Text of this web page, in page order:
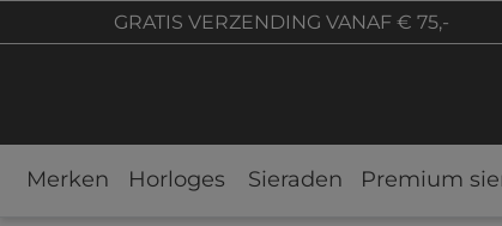
GRATIS VERZENDING VANAF € 75,-
Merken Horloges Sieraden Premium